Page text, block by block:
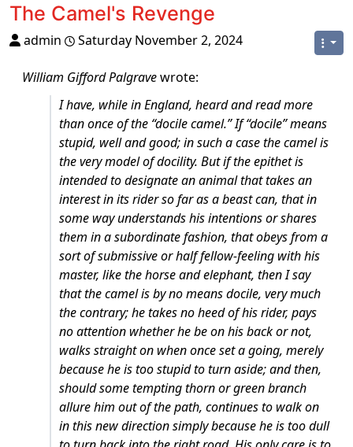
The Camel's Revenge
admin Saturday November 2, 2024
William Gifford Palgravewrote:
I have, while in England, heard and read more
than once of the “docile camel.” If “docile” means
stupid, well and good; in such a case the camel is
the very model of docility. But if the epithet is
intended to designate an animal that takes an
interest in its rider so far as a beast can, that in
some way understands his intentions or shares
them in a subordinate fashion, that obeys from a
sort of submissive or half fellow-feeling with his
master, like the horse and elephant, then I say
that the camel is by no means docile, very much
the contrary; he takes no heed of his rider, pays
no attention whether he be on his back or not,
walks straight on when once set a going, merely
because he is too stupid to turn aside; and then,
should some tempting thorn or green branch
allure him out of the path, continues to walk on
in this new direction simply because he is too dull